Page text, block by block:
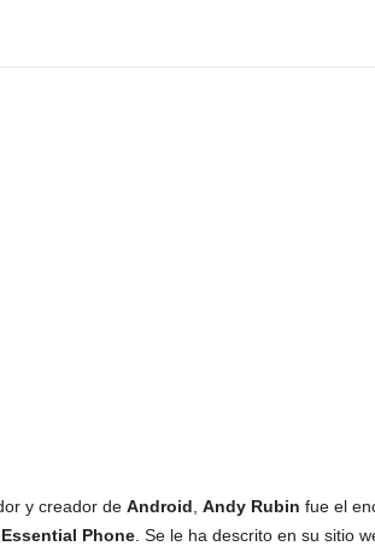
y creador de Android Andy Rubin fue el
Essential Phone . Se le ha descrito en su sitio